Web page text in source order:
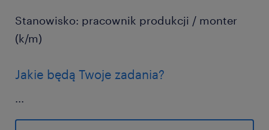
Stanowisko: pracownik produkcji / monter
(k/m)
Jakie będą Twoje zadania?
...
precyzyjne składanie podzespołów